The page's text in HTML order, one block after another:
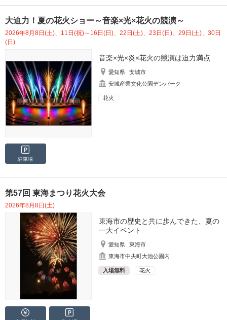
大迫力！夏の花火ショー～音楽×光×花火の競演～
2026年8月8日(土)、11日(祝)～16日(日)、22日(土)、23日(日)、29日(土)、30日
(日)
音楽×光×炎×花火の競演は迫力満点
愛知県
安城市
安城産業文化公園デンパーク
花火
駐車場
第57回 東海まつり花火大会
2026年8月8日(土)
東海市の歴史と共に歩んできた、夏の
一大イベント
愛知県
東海市
東海市中央町大池公園内
入場無料 花火